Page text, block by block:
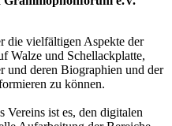
die vielfältigen Aspekte der
Walze und Schellackplatte,
und deren Biographien und der
zu können.
Vereins ist es, den digitalen